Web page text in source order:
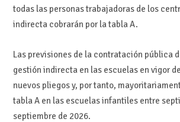
todas las personas trabajadoras de los
indirecta cobrarán por la tabla A.
Las previsiones de la contratación pública
gestión indirecta en las escuelas en vigor
nuevos pliegos y, por tanto,
tabla A en las escuelas infantiles entre
septiembre de 2026.